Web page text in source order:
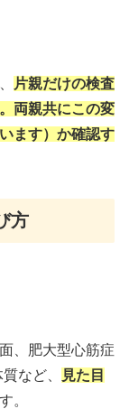
片親だけの検査
両親共にこの変
ます）か確認す
方
、肥大型心筋症
など、
見た目
。